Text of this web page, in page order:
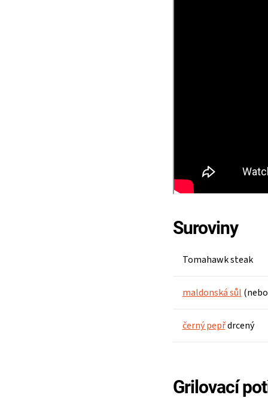
Suroviny
Tomahawk steak
maldonská sůl
černý pepřdrcený
Grilovací